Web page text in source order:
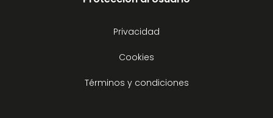
Privacidad
Cookies
Términos y condiciones